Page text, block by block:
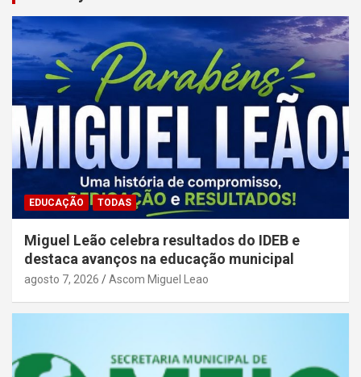
EDUCAÇÃO TODAS
Miguel Leão celebra resultados do IDEB e
destaca avanços na educação municipal
agosto 7, 2026 Ascom Miguel Leao